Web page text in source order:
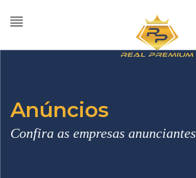
Anúncios
Confira as empresas anunciantes